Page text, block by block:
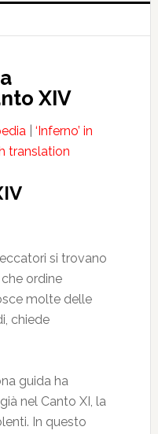
XIV
| ‘Inferno’ in
translation
si trovano
ordine
molte delle
chiede
guida ha
nel Canto XI, la
In questo